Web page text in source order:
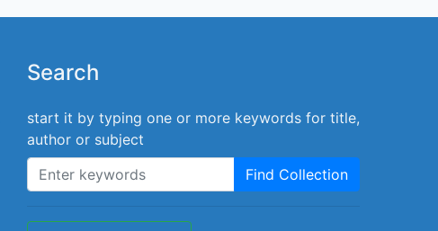
Search
start it by typing one or more keywords for title,
author or subject
Find Collection